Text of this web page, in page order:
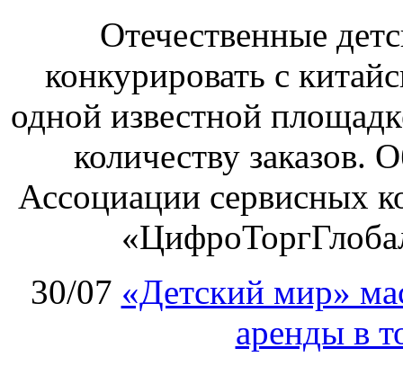
Отечественные
конкурировать с
одной известной
количеству заказов.
Ассоциации сервисных
30/07 «Детский мир»
аренды в